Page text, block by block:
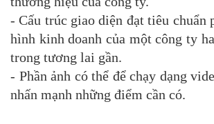
- Cấu trúc giao diện đạt tiêu chuẩn
hình kinh doanh của một công ty
trong tương lai gần.
- Phần ảnh có thể để chạy dạng
nhấn mạnh những điểm cần có.